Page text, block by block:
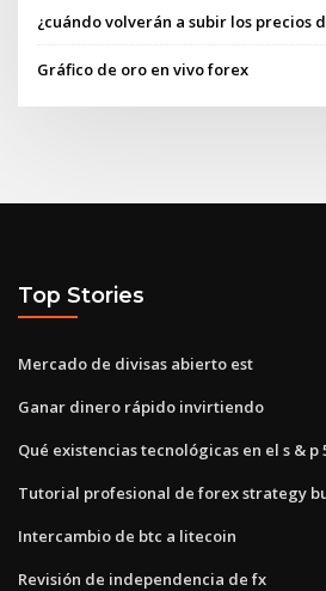
¿cuándo volverán a subir los precios
Gráfico de oro en vivo forex
Top Stories
Mercado de divisas abierto est
Ganar dinero rápido invirtiendo
Qué existencias tecnológicas en el s & p
Tutorial profesional de forex strategy
Intercambio de btc a litecoin
Revisión de independencia de fx